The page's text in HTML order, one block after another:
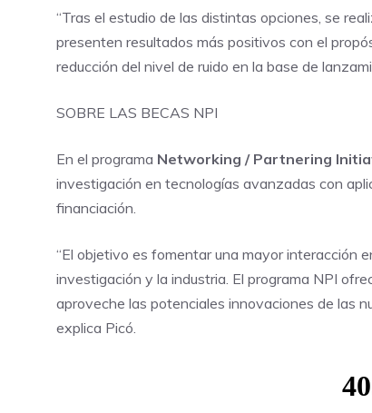
“Tras el estudio de las distintas opciones, se
presenten resultados más positivos con el
reducción del nivel de ruido en la base de
SOBRE LAS BECAS NPI
En el programa Networking / Partnering
investigación en tecnologías avanzadas con
financiación.
“El objetivo es fomentar una mayor interacción
investigación y la industria. El programa NPI
aproveche las potenciales innovaciones de las
explica Picó.